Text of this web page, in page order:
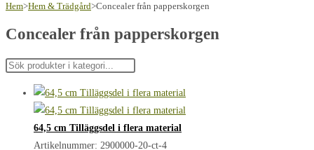
Hem>Hem & Trädgård>Concealer från papperskorgen
Concealer från papperskorgen
64,5 cm Tilläggsdel i flera material
Artikelnummer: 2900000-20-ct-4